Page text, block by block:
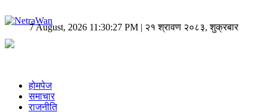
7 August, 2026 11:30:27 PM | २१ श्रावण २०८३, शुक्रबार
होमपेज
समाचार
राजनीति